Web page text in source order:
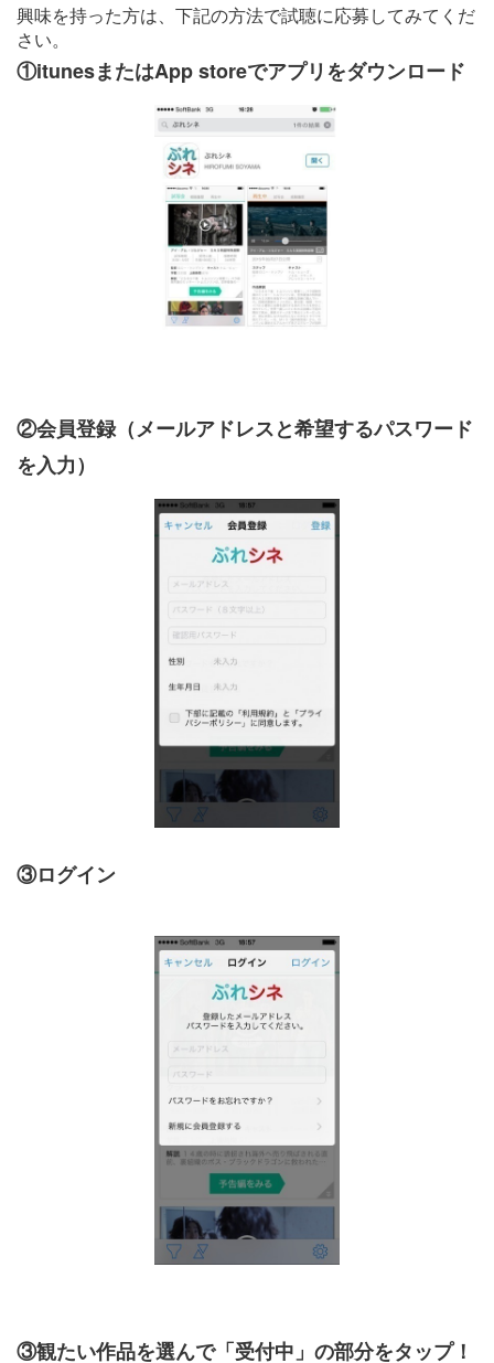
興味を持った方は、下記の方法で試聴に応募してみてくだ
さい。
①itunesまたはApp storeでアプリをダウンロード
②会員登録（メールアドレスと希望するパスワード
を入力）
③ログイン
③観たい作品を選んで「受付中」の部分をタップ！